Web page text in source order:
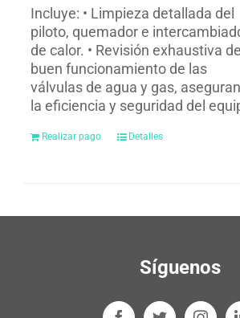
Incluye: • Limpieza detallada del
piloto, quemador e
de calor. • Revisión exhaustiva del
buen funcionamiento de las
válvulas de agua y gas,
la eficiencia y seguridad del
Realizar pago Detalles
Síguenos